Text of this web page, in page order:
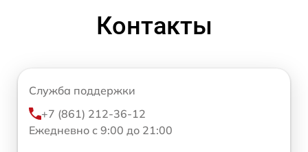
Контакты
Служба поддержки
+7 (861) 212-36-12
Ежедневно с 9:00 до 21:00